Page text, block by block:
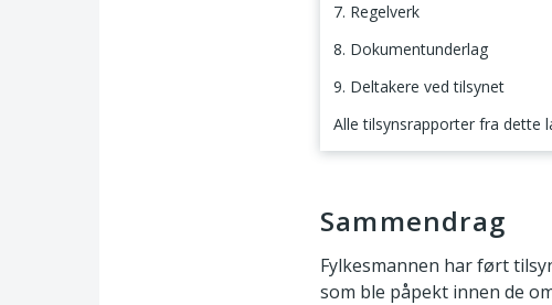
7. Regelverk
8. Dokumentunderlag
9. Deltakere ved tilsynet
Alle tilsynsrapporter fra dette
Sammendrag
Fylkesmannen har ført
som ble påpekt innen de